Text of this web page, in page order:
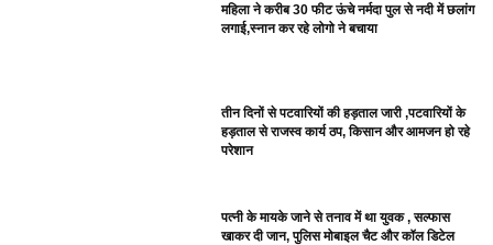
महिला ने करीब 30 फीट ऊंचे नर्मदा पुल से नदी में छलांग
लगाई,स्नान कर रहे लोगो ने बचाया
तीन दिनों से पटवारियों की हड़ताल जारी ,पटवारियों के
हड़ताल से राजस्व कार्य ठप, किसान और आमजन हो रहे
परेशान
पत्नी के मायके जाने से तनाव में था युवक , सल्फास
खाकर दी जान, पुलिस मोबाइल चैट और कॉल डिटेल